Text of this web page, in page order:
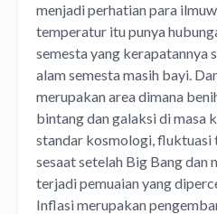
menjadi perhatian para
temperatur itu punya
semesta yang kerapatannya
alam semesta masih bayi.
merupakan area dimana
bintang dan galaksi di
standar kosmologi, fluktuasi
sesaat setelah Big Bang
terjadi pemuaian yang
Inflasi merupakan